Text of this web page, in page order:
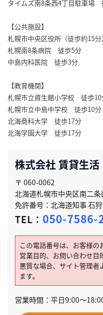
タイムズ南8条西4丁目駐車場
【公共施設】
札幌市中央区役所（徒歩約15分）
札幌南8条病院 徒歩5分
中島内科医院 徒歩3分
【教育機関】
札幌市立資生館小学校 徒歩10
札幌市立中島中学校 徒歩10分
北海商科大学 徒歩17分
北海学園大学 徒歩17分
株式会社 賃貸生活
〒 060-0062
北海道札幌市中央区南二
免許番号：北海道知事 石
TEL： 050-7586-
この電話番号は、お客様の
営業目的、お問い合わせ目
悪質な場合、サイト管理者
ます。
営業時間：平日9:00～